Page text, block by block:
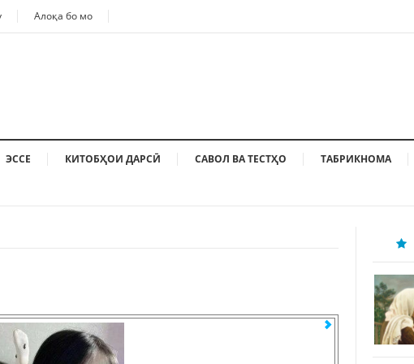
Алоқа бо мо
ЭССЕ КИТОБҲОИ ДАРСӢ САВОЛ ВА ТЕСТҲО ТАБРИКНОМА